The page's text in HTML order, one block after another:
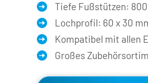
Tiefe Fußstützen:
Lochprofil: 60 x 30
Kompatibel mit allen
Großes